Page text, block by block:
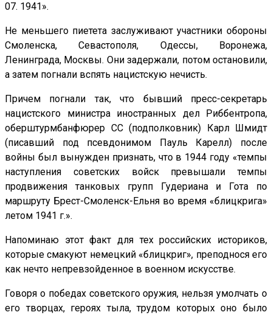
07. 1941».
Не меньшего пиетета заслуживают участники обороны
Смоленска, Севастополя, Одессы, Воронежа,
Ленинграда, Москвы. Они задержали, потом остановили,
а затем погнали вспять нацистскую нечисть.
Причем погнали так, что бывший пресс-секретарь
нацистского министра иностранных дел Риббентропа,
оберштурмбанфюрер СС (подполковник) Карл Шмидт
(писавший под псевдонимом Пауль Карелл) после
войны был вынужден признать, что в 1944 году «темпы
наступления советских войск превышали темпы
продвижения танковых групп Гудериана и Гота по
маршруту Брест-Смоленск-Ельня во время «блицкрига»
летом 1941 г.».
Напоминаю этот факт для тех российских историков,
которые смакуют немецкий «блицкриг», преподнося его
как нечто непревзойденное в военном искусстве.
Говоря о победах советского оружия, нельзя умолчать о
его творцах, героях тыла, трудом которых оно было